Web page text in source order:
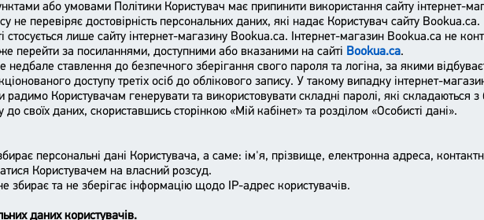
або умовами Політики Користувач має припинити використання сайту інтернет-
не перевіряє достовірність персональних даних, які надає Користувач сайту Bookua.ca.
стосується лише сайту інтернет-магазину Bookua.ca. Інтернет-магазин Bookua.ca не
перейти за посиланнями, доступними або вказаними на сайті Bookua.ca.
ставлення до безпечного зберігання свого пароля та логіна, за якими
доступу третіх осіб до облікового запису. У такому випадку інтернет-
Користувачам генерувати та використовувати складні паролі, які складаються
своїх даних, скориставшись сторінкою «Мій кабінет» та розділом «Особисті дані».
персональні дані Користувача, а саме: ім'я, прізвище, електронна адреса,
Користувачем на власний розсуд.
збирає та не зберігає інформацію щодо IP-адрес користувачів.
даних користувачів.